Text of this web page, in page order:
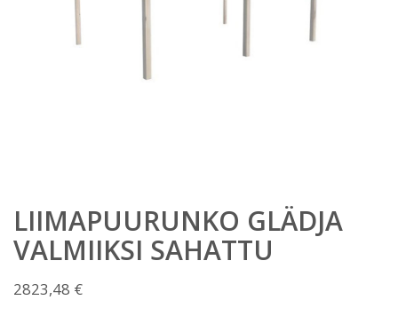
LIIMAPUURUNKO GLÄDJA
VALMIIKSI SAHATTU
2823,48 €